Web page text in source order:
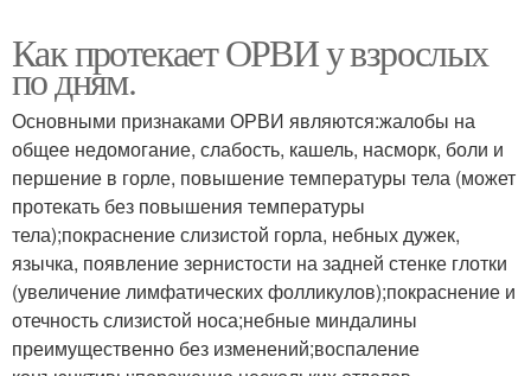
Как протекает ОРВИ у взрослых
по дням.
Основными признаками ОРВИ являются:жалобы на
общее недомогание, слабость, кашель, насморк, боли и
першение в горле, повышение температуры тела (может
протекать без повышения температуры
тела);покраснение слизистой горла, небных дужек,
язычка, появление зернистости на задней стенке глотки
(увеличение лимфатических фолликулов);покраснение и
отечность слизистой носа;небные миндалины
преимущественно без изменений;воспаление